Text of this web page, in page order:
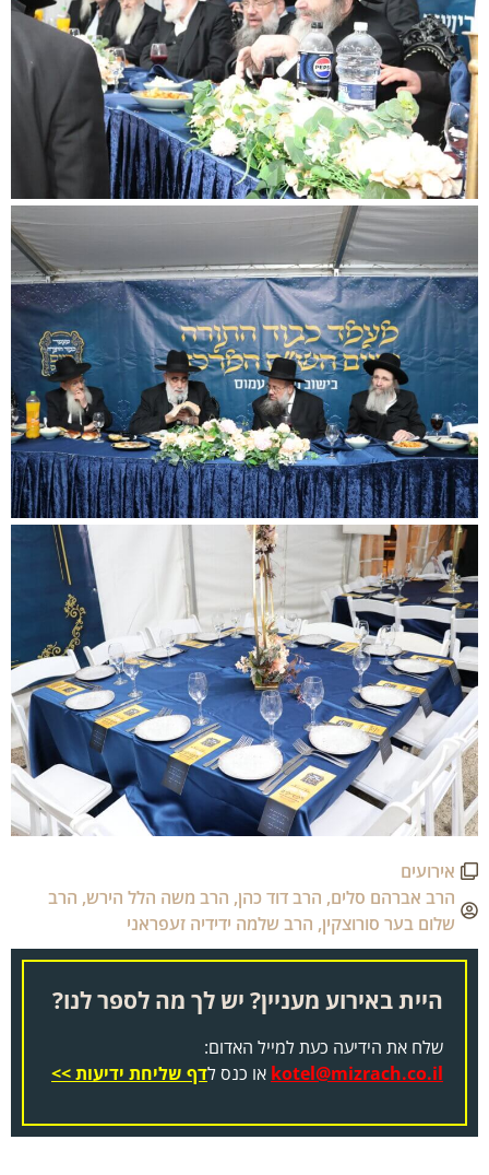
אירועים
הרב אברהם סלים,הרב דוד כהן,הרב משה הלל הירש,הרב
שלום בער סורוצקין,הרב שלמה ידידיה זעפראני
היית באירוע מעניין? יש לך מה לספר לנו?
שלח את הידיעה כעת למייל האדום:
kotel@mizrach.co.ilאו כנס לדף שליחת ידיעות >>